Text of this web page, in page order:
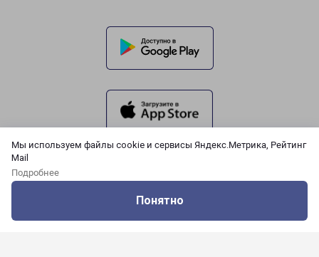
Мы используем файлы cookie и сервисы Яндекс.Метрика, Рейтинг
Mail
Подробнее
Понятно